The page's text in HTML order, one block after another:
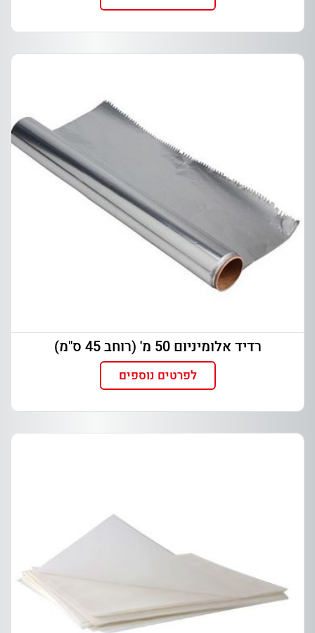
רדיד אלומיניום 50 מ' (רוחב 45 ס"מ)
לפרטים נוספים